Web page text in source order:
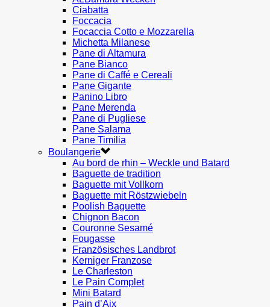
Ciabatta
Foccacia
Focaccia Cotto e Mozzarella
Michetta Milanese
Pane di Altamura
Pane Bianco
Pane di Caffé e Cereali
Pane Gigante
Panino Libro
Pane Merenda
Pane di Pugliese
Pane Salama
Pane Timilia
Boulangerie
Au bord de rhin – Weckle und Batard
Baguette de tradition
Baguette mit Vollkorn
Baguette mit Röstzwiebeln
Poolish Baguette
Chignon Bacon
Couronne Sesamé
Fougasse
Französisches Landbrot
Kerniger Franzose
Le Charleston
Le Pain Complet
Mini Batard
Pain d’Aix